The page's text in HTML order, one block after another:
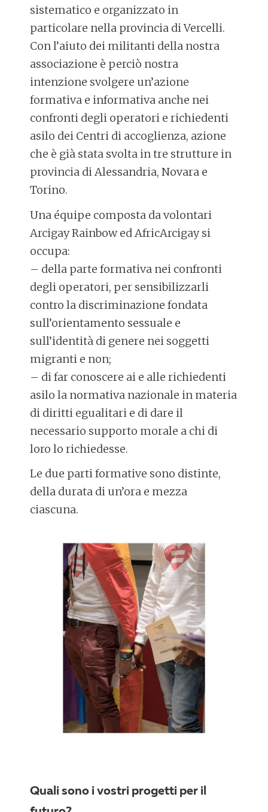
sistematico e organizzato in
particolare nella provincia di Vercelli.
Con l’aiuto dei militanti della nostra
associazione è perciò nostra
intenzione svolgere un’azione
formativa e informativa anche nei
confronti degli operatori e richiedenti
asilo dei Centri di accoglienza, azione
che è già stata svolta in tre strutture in
provincia di Alessandria, Novara e
Torino.
Una équipe composta da volontari
Arcigay Rainbow ed AfricArcigay si
occupa:
– della parte formativa nei confronti
degli operatori, per sensibilizzarli
contro la discriminazione fondata
sull’orientamento sessuale e
sull’identità di genere nei soggetti
migranti e non;
– di far conoscere ai e alle richiedenti
asilo la normativa nazionale in materia
di diritti egualitari e di dare il
necessario supporto morale a chi di
loro lo richiedesse.
Le due parti formative sono distinte,
della durata di un’ora e mezza
ciascuna.
Quali sono i vostri progetti per il